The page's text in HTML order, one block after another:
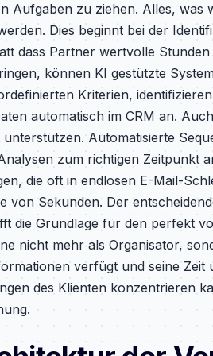
Aufgaben zu ziehen. Alles,
Dies beginnt bei der
dass Partner wertvolle
können KI gestützte
Kriterien,
automatisch im CRM an.
unterstützen. Automatisierte
zum richtigen Zeitpunkt
die oft in endlosen E-Mail-
von Sekunden. Der
die Grundlage für den perfekt
nicht mehr als Organisator,
verfügt und seine
des Klienten konzentrieren